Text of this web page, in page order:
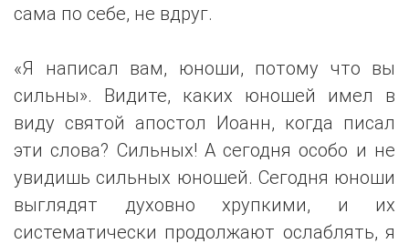
сама по себе, не вдруг.
«Я написал вам, юноши, потому что вы
сильны». Видите, каких юношей имел в
виду святой апостол Иоанн, когда писал
эти слова? Сильных! А сегодня особо и не
увидишь сильных юношей. Сегодня юноши
выглядят духовно хрупкими, и их
систематически продолжают ослаблять, я